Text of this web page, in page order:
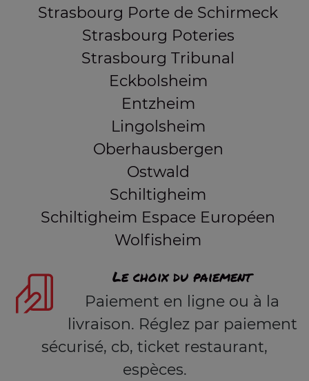
Strasbourg Porte de Schirmeck
Strasbourg Poteries
Strasbourg Tribunal
Eckbolsheim
Entzheim
Lingolsheim
Oberhausbergen
Ostwald
Schiltigheim
Schiltigheim Espace Européen
Wolfisheim
Le choix du paiement
Paiement en ligne ou à la
livraison. Réglez par paiement
sécurisé, cb, ticket restaurant,
espèces.